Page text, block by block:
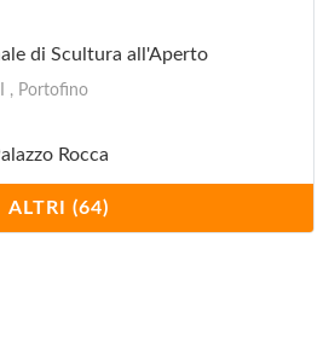
di Scultura all'Aperto
, Portofino
Rocca
ALTRI (64)